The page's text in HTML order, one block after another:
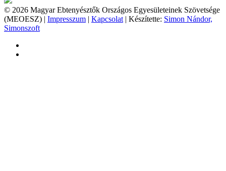
© 2026 Magyar Ebtenyésztők Országos Egyesületeinek Szövetsége
(MEOESZ) | Impresszum | Kapcsolat | Készítette: Simon Nándor,
Simonszoft